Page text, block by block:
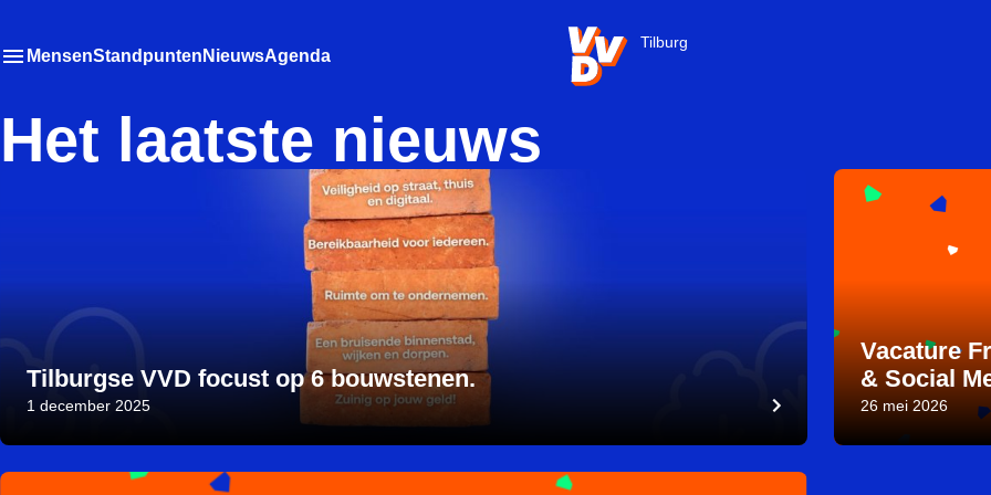
VVD.nl - Ga naar de homepage
Tilburg
Toon het submenu van
Meer menu items
MensenStandpunten NieuwsAgenda
Het laatste nieuws
Tilburgse VVD focust op 6 bouwstenen.
1 december 2025
Vacature
& Social
26 mei 2026